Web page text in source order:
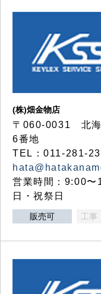
(株)畑金物店
〒060-0031 北海
6番地
TEL：011-281-
営業時間：9:00〜
日・祝祭日
販売可 工事